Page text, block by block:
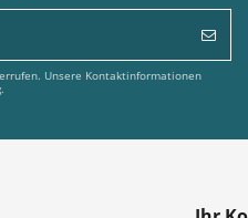
Unsere Kontaktinformationen